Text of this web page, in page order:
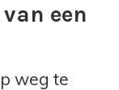
een
weg te